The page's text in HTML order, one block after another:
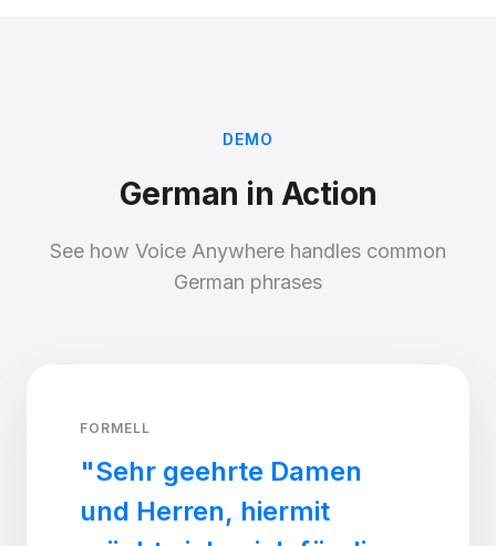
DEMO
German in Action
See how Voice Anywhere handles common
German phrases
FORMELL
"Sehr geehrte Damen
und Herren, hiermit